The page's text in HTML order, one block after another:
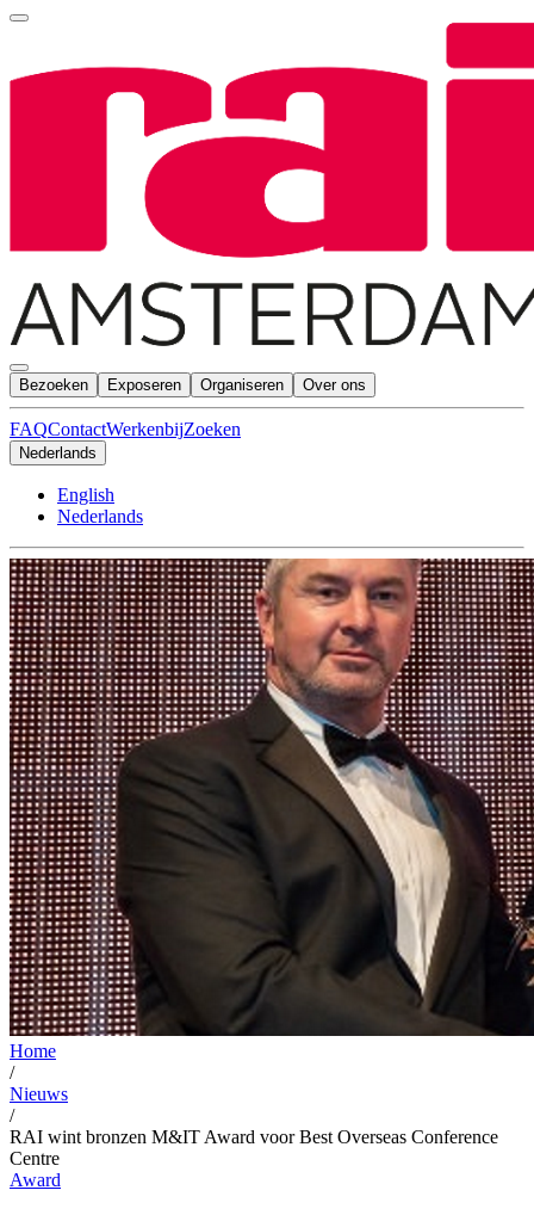
Bezoeken Exposeren Organiseren Over ons
FAQContactWerkenbijZoeken
Nederlands
English
Nederlands
Home
/
Nieuws
/
RAI wint bronzen M&IT Award voor Best Overseas Conference
Centre
Award